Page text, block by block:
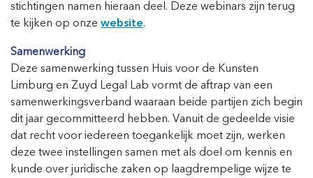
stichtingen namen hieraan deel. Deze webinars zijn terug
te kijken op onze website.
Samenwerking
Deze samenwerking tussen Huis voor de Kunsten
Limburg en Zuyd Legal Lab vormt de aftrap van een
samenwerkingsverband waaraan beide partijen zich begin
dit jaar gecommitteerd hebben. Vanuit de gedeelde visie
dat recht voor iedereen toegankelijk moet zijn, werken
deze twee instellingen samen met als doel om kennis en
kunde over juridische zaken op laagdrempelige wijze te